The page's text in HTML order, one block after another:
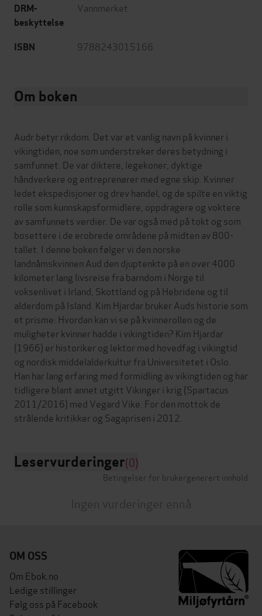
DRM-
beskyttelse
Vannmerket
ISBN 9788243015166
Om boken
Audr betyr rikdom. Det var et vanlig navn på kvinner i
vikingtiden, noe som understreker deres betydning i
samfunnet. De var diktere, legekoner, dyktige
håndverkere og entreprenører med egne skip. Kvinner
ledet ekspedisjoner og drev handel, og de spilte en viktig
rolle som kunnskapsformidlere, oppdragere og voktere
av samfunnets verdier. De var også med på tokt og som
bosettere i de erobrede områdene på midten av 800-
tallet. I denne boken følger vi den norske
landnåmskvinnen Aud den djuptenkte på en over 4000
kilometer lang livsreise fra barndom i Norge til
voksenlivet i Irland, Skottland og på Hebridene og til
alderdom på Island. Kim Hjardar bruker Auds historie som
et prisme: Hvordan kan vi se på kvinnerollen og de
muligheter kvinner hadde i vikingtiden? Kim Hjardar
(1966) er historiker og lektor med hovedfag i vikingtid
og nordisk middelalderkultur fra Universitetet i Oslo.
Han har lang erfaring med formidling av vikingtiden og har
tidligere blant annet utgitt Vikinger i krig (Spartacus
2011/2016) med Vegard Vike. For den mottok de
Leservurderinger(0)
Betingelser for brukergenerert innhold
Ingen vurderinger ennå
OM OSS
Om Ebok.no
Ledige stillinger
Følg oss på Facebook